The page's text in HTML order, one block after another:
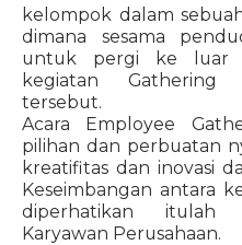
kelompok dalam
dimana sesama
untuk pergi ke luar
kegiatan Gathering
tersebut.
Acara Employee
pilihan dan perbuatan
kreatifitas dan inovasi
Keseimbangan antara
diperhatikan itulah
Karyawan Perusahaan.